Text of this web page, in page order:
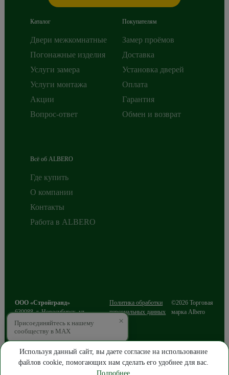
×
Присоединяйтесь к нашему
сообществу в MAX
Каталог
Двери межкомнатные
Погонажные изделия
Услуги замера
Услуги монтажа
Акции
Вопрос-ответ
Покупателям
Замер проёмов
Доставка
Установка дверей
Оплата
Гарантия
Обмен и возврат
Всё об ALBERO
Где купить
О компании
Контакты
Работа в ALBERO
ООО «Стройгранд»
630088,г. Новосибирск,ул.
Сибиряков-Гвардейцев, д.49/3, этаж
2
ИНН 5403216812
ОГРН 1085403016643
Политика обработки
персональных данных
©2026 Торговая
марка Albero
Используя данный сайт, вы даете согласие на использование
файлов cookie, помогающих нам сделать его удобнее для вас.
Подробнее